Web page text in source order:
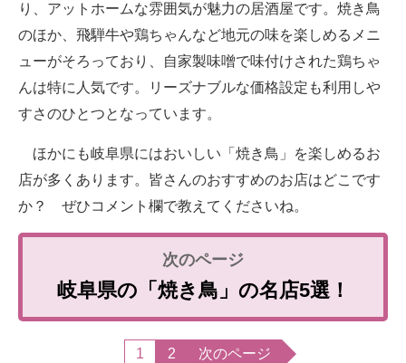
り、アットホームな雰囲気が魅力の居酒屋です。焼き鳥
のほか、飛騨牛や鶏ちゃんなど地元の味を楽しめるメニ
ューがそろっており、自家製味噌で味付けされた鶏ちゃ
んは特に人気です。リーズナブルな価格設定も利用しや
すさのひとつとなっています。
ほかにも岐阜県にはおいしい「焼き鳥」を楽しめるお
店が多くあります。皆さんのおすすめのお店はどこです
か？ ぜひコメント欄で教えてくださいね。
岐阜県の「焼き鳥」の名店5選！
1 2 次のページ